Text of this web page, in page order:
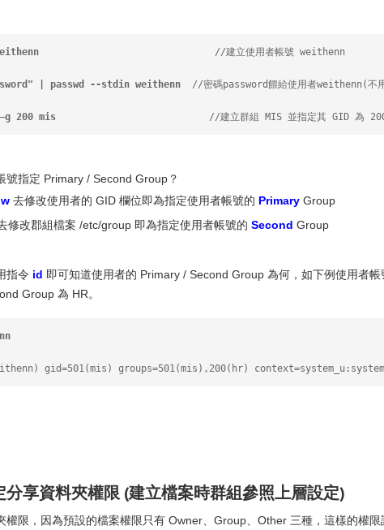
//建立使用者帳號 weithenn
| passwd --stdin weithenn //密碼password餵給使用者weithenn(不
200 mis //建立群組 MIS 並指定其 GID 為
號指定 Primary / Second Group？
去修改使用者的 GID 欄位即為指定使用者帳號的 Primary Group
修改郡組檔案 /etc/group 即為指定使用者帳號的 Second Group
指令 id 即可知道使用者的 Primary / Second Group 為何，如下例使用者
Group 為 HR。
gid=501(mis) groups=501(mis),200(hr)
分享資料夾權限 (建立檔案時群組參照上層設定)
權限，因為預設的檔案權限只有 Owner、Group、Other 三種，這樣的權